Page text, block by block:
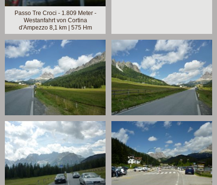
Passo Tre Croci - 1.809 Meter -
Westanfahrt von Cortina
d'Ampezzo 8,1 km | 575 Hm